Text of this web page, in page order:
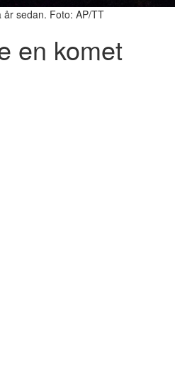
sedan. Foto: AP/TT
en komet